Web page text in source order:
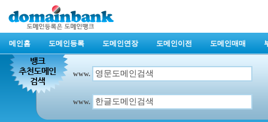
메인홈 도메인등록 도메인연장 도메인이전 도메인매매
www.
www.